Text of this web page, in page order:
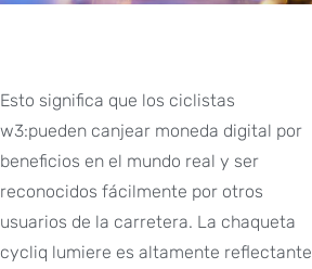
Esto significa que los ciclistas
w3:pueden canjear moneda digital por
beneficios en el mundo real y ser
reconocidos fácilmente por otros
usuarios de la carretera. La chaqueta
cycliq lumiere es altamente reflectante